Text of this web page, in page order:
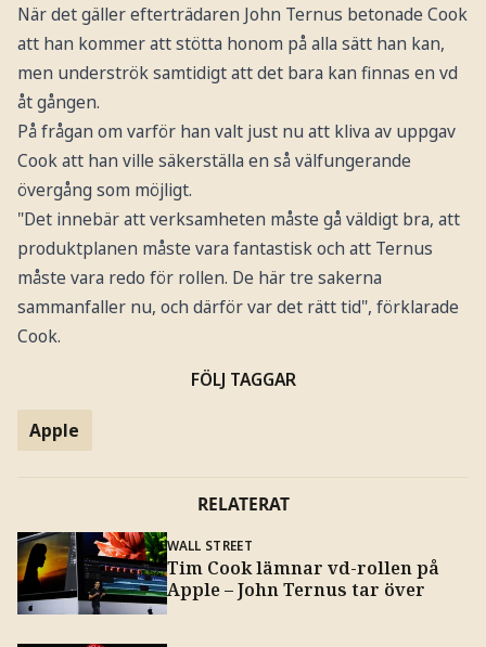
När det gäller efterträdaren John Ternus betonade Cook
att han kommer att stötta honom på alla sätt han kan,
men underströk samtidigt att det bara kan finnas en vd
åt gången.
På frågan om varför han valt just nu att kliva av uppgav
Cook att han ville säkerställa en så välfungerande
övergång som möjligt.
"Det innebär att verksamheten måste gå väldigt bra, att
produktplanen måste vara fantastisk och att Ternus
måste vara redo för rollen. De här tre sakerna
sammanfaller nu, och därför var det rätt tid", förklarade
Cook.
FÖLJ TAGGAR
Apple
RELATERAT
WALL STREET
Tim Cook lämnar vd-rollen på
Apple – John Ternus tar över